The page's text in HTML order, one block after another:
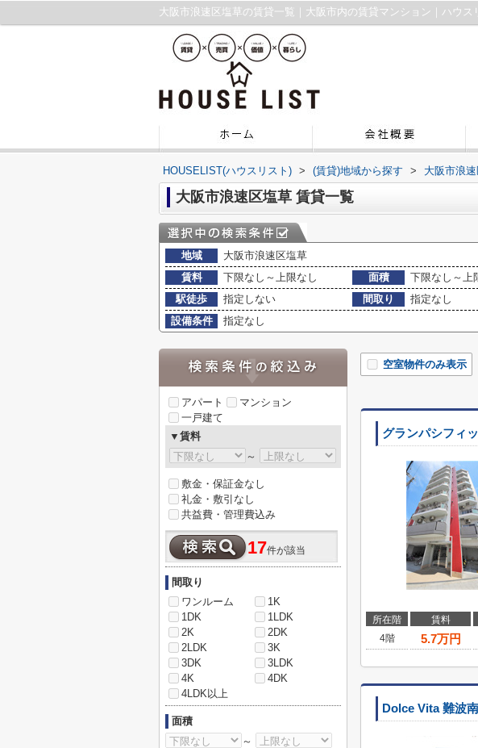
大阪市浪速区塩草の賃貸一覧｜大阪市内の賃貸マンション｜ハウス
HOUSELIST(ハウスリスト) > (賃貸)地域から探す > 大阪市浪
大阪市浪速区塩草 賃貸一覧
地域
大阪市浪速区塩草
賃料
下限なし～上限なし 面積 下限なし～上
駅徒歩
指定しない 間取り
指定なし
設備条件
指定なし
空室物件のみ表示
グランパシフィ
所在階 賃料
4階
5.7万円
Dolce Vita 難波南
アパート
マンション
一戸建て
▼賃料
～
敷金・保証金なし
礼金・敷引なし
共益費・管理費込み
17件が該当
間取り
ワンルーム
1K
1DK
1LDK
2K
2DK
2LDK
3K
3DK
3LDK
4K
4DK
4LDK以上
面積
～